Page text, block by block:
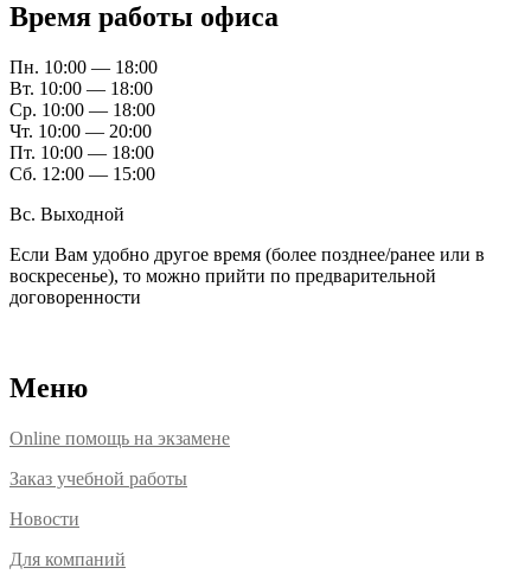
Время работы офиса
Пн. 10:00 — 18:00
Вт. 10:00 — 18:00
Ср. 10:00 — 18:00
Чт. 10:00 — 20:00
Пт. 10:00 — 18:00
Сб. 12:00 — 15:00
Вс. Выходной
Если Вам удобно другое время (более позднее/ранее или в
воскресенье), то можно прийти по предварительной
договоренности
Меню
Online помощь на экзамене
Заказ учебной работы
Новости
Для компаний